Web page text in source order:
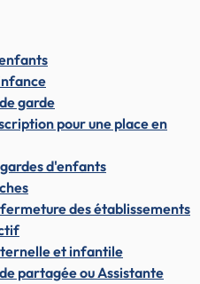
garde
pour une place en
d'enfants
des établissements
et infantile
partagée ou Assistante